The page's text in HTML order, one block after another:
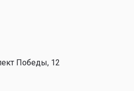
Победы, 12